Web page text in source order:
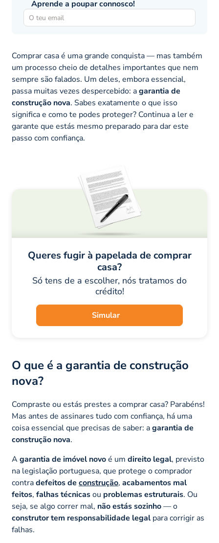
Aprende a poupar connosco!
Comprar casa é uma grande conquista — mas também
um processo cheio de detalhes importantes que nem
sempre são falados. Um deles, embora essencial,
passa muitas vezes despercebido: agarantia de
construção nova. Sabes exatamente o que isso
significa e como te podes proteger? Continua a ler e
garante que estás mesmo preparado para dar este
passo com confiança.
Queres fugir à papelada de comprar
casa?
Só tens de a escolher, nós tratamos do
crédito!
Simular
O que é a garantia de construção
nova?
Compraste ou estás prestes a comprar casa? Parabéns!
Mas antes de assinares tudo com confiança, há uma
coisa essencial que precisas de saber: agarantia de
construção nova.
Agarantia de imóvel novoé um direito legal, previsto
na legislação portuguesa, que protege o comprador
contradefeitos de construção, acabamentos mal
feitos, falhas técnicasou problemas estruturais. Ou
seja, se algo correr mal, não estás sozinho— o
construtor tem responsabilidade legal para corrigir as
falhas.